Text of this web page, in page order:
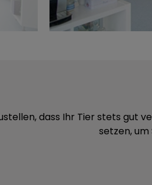
dass Ihr Tier stets gut
setzen,